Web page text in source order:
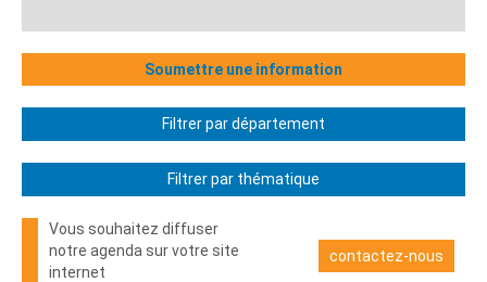
Soumettre une information
Filtrer par département
Filtrer par thématique
Vous souhaitez diffuser
notre agenda sur votre site
internet
contactez-nous